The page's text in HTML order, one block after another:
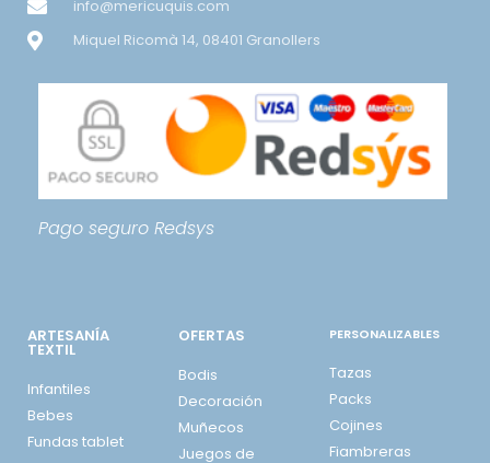
info@mericuquis.com
Miquel Ricomà 14, 08401 Granollers
Pago seguro Redsys
ARTESANÍA
TEXTIL
Infantiles
Bebes
Fundas tablet
OFERTAS
Bodis
Decoración
Muñecos
Juegos de
PERSONALIZABLES
Tazas
Packs
Cojines
Fiambreras